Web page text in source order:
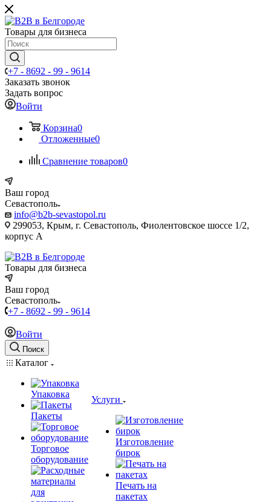
Товары для бизнеса
+7 - 8692 - 99 - 9614
Заказать звонок
Задать вопрос
Войти
Корзина0
Отложенные0
Сравнение товаров0
Ваш город
Севастополь
info@b2b-sevastopol.ru
299053, Крым, г. Севастополь, Фиолентовское шоссе 1/2,
корпус А
Товары для бизнеса
Ваш город
Севастополь
+7 - 8692 - 99 - 9614
Войти
Поиск
Каталог
Упаковка
Пакеты
Торговое
оборудование
Услуги
Изготовление
бирок
Печать на
пакетах